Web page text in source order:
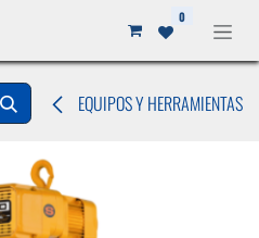
0
EQUIPOS Y HERRAMIENTAS